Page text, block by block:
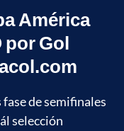
América
por Gol
de semifinales
selección